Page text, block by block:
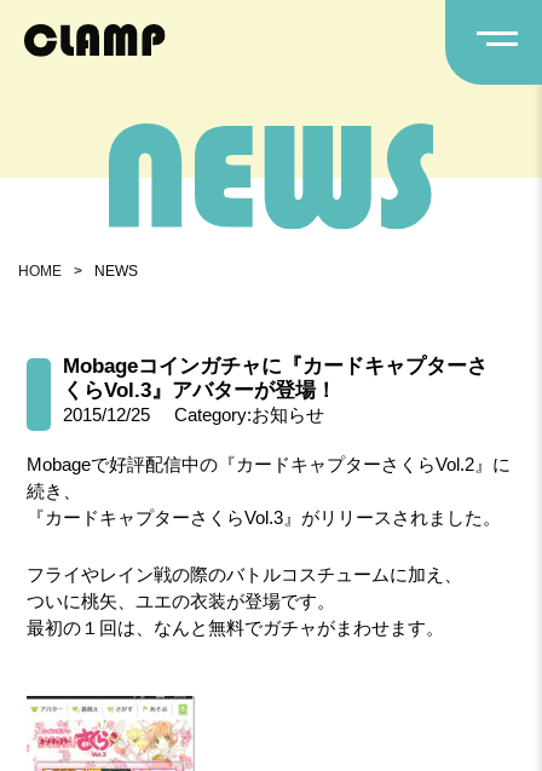
HOME > NEWS
Mobageコインガチャに『カードキャプターさ
くらVol.3』アバターが登場！
2015/12/25 Category:お知らせ
Mobageで好評配信中の『カードキャプターさくらVol.2』に
続き、
『カードキャプターさくらVol.3』がリリースされました。
フライやレイン戦の際のバトルコスチュームに加え、
ついに桃矢、ユエの衣装が登場です。
最初の１回は、なんと無料でガチャがまわせます。